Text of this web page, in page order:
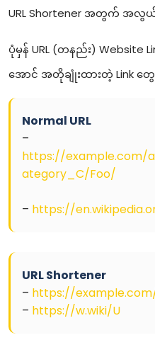
URL Shortener အတွက် အလွ
ပုံမှန် URL (တနည်း)
အောင် အတိုချုံးထားတဲ့ Link တွေ
Normal URL
–
https://example.com/
ategory_C/Foo/
– https://
URL Shortener
– https://
– https://w.wiki/U